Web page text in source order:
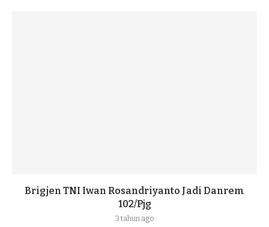
Brigjen TNI Iwan Rosandriyanto Jadi Danrem
102/Pjg
3 tahun ago